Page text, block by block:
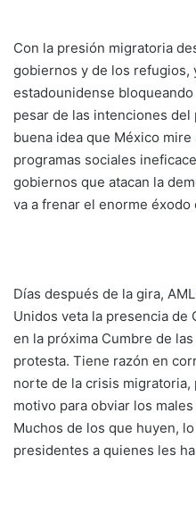
Con la presión migratoria
gobiernos y de los refugios,
estadounidense
pesar de las intenciones
buena idea que México
programas sociales
gobiernos que atacan la
va a frenar el enorme éxodo
Días después de la gira,
Unidos veta la presencia de
en la próxima Cumbre de
protesta. Tiene razón en
norte de la crisis
motivo para obviar los
Muchos de los que huyen,
presidentes a quienes les